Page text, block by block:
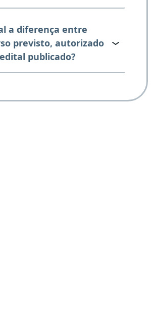
a diferença entre
previsto, autorizado
publicado?